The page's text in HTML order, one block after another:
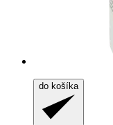
do košíka